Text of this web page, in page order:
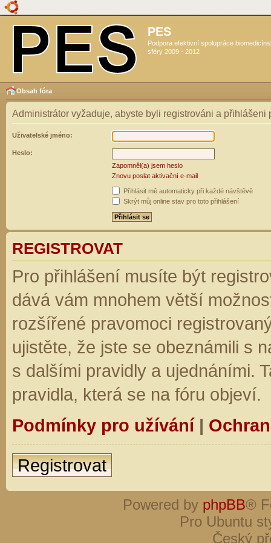
PES
Podpora efektivní spolupráce
sféry 2009 - 2012
Obsah fóra
Administrátor vyžaduje, abyste byli registrováni a přihlášeni
Uživatelské jméno:
Heslo:
Zapomněl(a) jsem heslo
Znovu poslat aktivační e-mail
Přihlásit mě automaticky při každé návštěvě
Skrýt můj online stav pro toto přihlášení
REGISTROVAT
Pro přihlášení musíte být
dává vám mnohem větší
rozšířené pravomoci
ujistěte, že jste se obeznámili s
s dalšími pravidly a ujednáními.
pravidla, která se na fóru objeví.
Podmínky pro užívání|
Registrovat
Powered by phpBB®
Pro Ubuntu
Český